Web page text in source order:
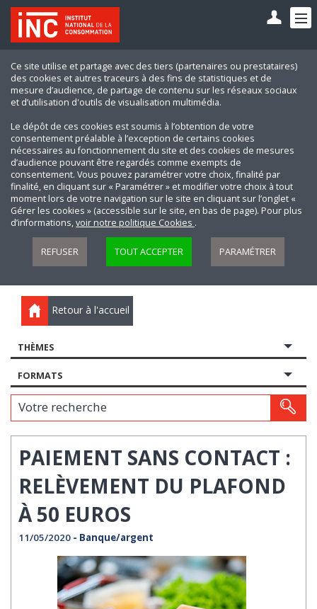
Ce site utilise et partage avec des tiers (partenaires ou prestataires)
des cookies et autres traceurs à des fins de statistiques et de
mesure d’audience, de partage de contenu sur les réseaux sociaux
et d’utilisation d'outils de visualisation multimédia.
Le dépôt de ces cookies est soumis à l’obtention de votre
consentement préalable à l’exception de certains cookies
nécessaires au fonctionnement du site et des cookies de mesures
d’audience pouvant être regardés comme exempts de
consentement. Vous pouvez paramétrer votre choix, finalité par
finalité, en cliquant sur « Paramétrer » et modifier votre choix à tout
moment lors de votre navigation sur le site en cliquant sur l’onglet «
Gérer les cookies » (accessible sur le site, en bas de page). Pour plus
d’informations,voir notre politique Cookies .
REFUSER TOUT ACCEPTER PARAMÉTRER
Retour à l'accueil
THÈMES
FORMATS
Votre recherche
PAIEMENT SANS CONTACT :
RELÈVEMENT DU PLAFOND
À 50 EUROS
11/05/2020 - Banque/argent